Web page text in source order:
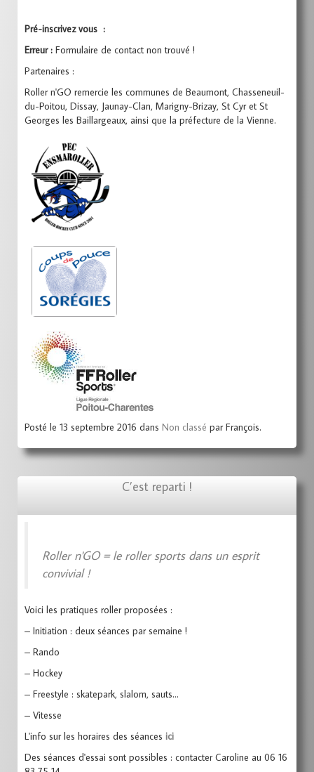
Pré-inscrivez vous :
Erreur : Formulaire de contact non trouvé !
Partenaires :
Roller n'GO remercie les communes de Beaumont, Chasseneuil-
du-Poitou, Dissay, Jaunay-Clan, Marigny-Brizay, St Cyr et St
Georges les Baillargeaux, ainsi que la préfecture de la Vienne.
Posté le 13 septembre 2016 dans Non classé par François.
C’est reparti !
Roller n'GO = le roller sports dans un esprit
convivial !
Voici les pratiques roller proposées :
– Initiation : deux séances par semaine !
– Rando
– Hockey
– Freestyle : skatepark, slalom, sauts…
– Vitesse
L'info sur les horaires des séances ici
Des séances d'essai sont possibles : contacter Caroline au 06 16